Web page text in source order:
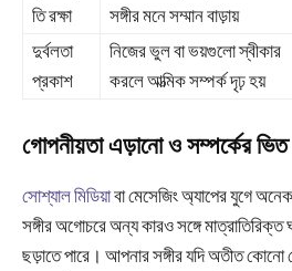
তি রক্ষা
সঙ্গীর মনে সম্মান বাড়ায়
দুর্বলতা
প্রকাশ
নিজের ভুল বা ভয়গুলো স্বীকার
করলে আত্মিক সম্পর্ক দৃঢ় হয়
গোপনীয়তা এড়ানো ও সম্পর্কের
সোশ্যাল মিডিয়াবা মেসেজিং অ্যাপের যুগে
সঙ্গীর অগোচরে অন্য কারও সঙ্গে মাত্রাতিরিক্ত
ছড়াতে পারে। আপনার সঙ্গীর যদি অতীত কোনো